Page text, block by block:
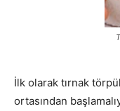
İlk olarak tırnak
ortasından